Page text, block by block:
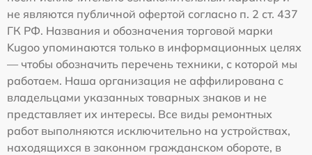
не являются публичной офертой согласно п. 2 ст. 437
ГК РФ. Названия и обозначения торговой марки
Kugoo упоминаются только в информационных целях
— чтобы обозначить перечень техники, с которой мы
работаем. Наша организация не аффилирована с
владельцами указанных товарных знаков и не
представляет их интересы. Все виды ремонтных
работ выполняются исключительно на устройствах,
находящихся в законном гражданском обороте, в